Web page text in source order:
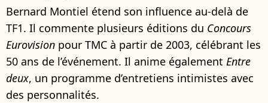
Bernard Montiel étend son influence au-delà de
TF1. Il commente plusieurs éditions du Concours
Eurovision pour TMC à partir de 2003, célébrant les
50 ans de l’événement. Il anime également Entre
deux, un programme d’entretiens intimistes avec
des personnalités.